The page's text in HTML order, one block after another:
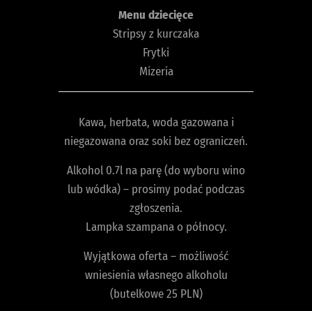
Menu dziecięce
Stripsy z kurczaka
Frytki
Mizeria
Kawa, herbata, woda gazowana i
niegazowana oraz soki bez ograniczeń.
Alkohol 0.7l na parę (do wyboru wino
lub wódka) – prosimy podać podczas
zgłoszenia.
Lampka szampana o północy.
Wyjątkowa oferta – możliwość
wniesienia własnego alkoholu
(butelkowe 25 PLN)